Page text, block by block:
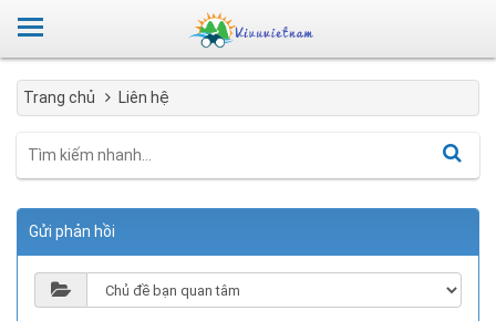
Trang chủ Liên hệ
Gửi phản hồi